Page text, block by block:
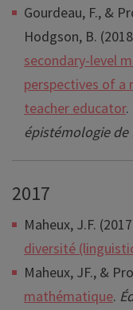
Gourdeau, F., &
Hodgson, B.
secondary-level
perspectives of a
teacher educator.
épistémologie de
2017
Maheux, J.F.
diversité
Maheux, JF., &
mathématique.